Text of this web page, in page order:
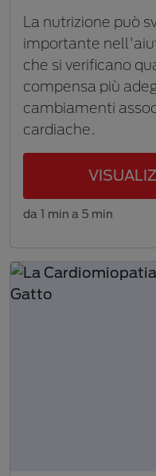
La nutrizione può
importante
che si verificano
compensa più
cambiamenti
cardiache.
da 1 min a 5 min